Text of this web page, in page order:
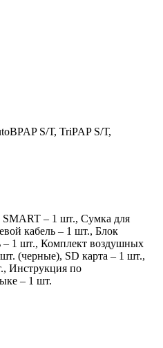
S/Т, TriPAP S/Т,
– 1 шт., Сумка для
кабель – 1 шт., Блок
– 1 шт., Комплект воздушных
(черные), SD карта – 1 шт.,
Инструкция по
– 1 шт.